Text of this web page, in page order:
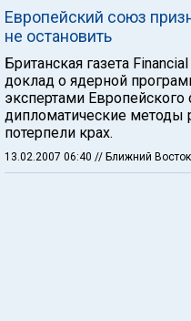
Европейский союз
не остановить
Британская газета
доклад о ядерной
экспертами
дипломатические методы
потерпели крах.
13.02.2007 06:40 // Ближний Восток